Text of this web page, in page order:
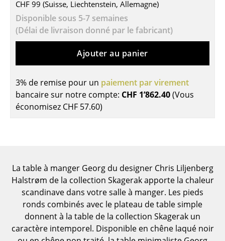
Tables
Tables de repas
Tables basses
Bureaux & Secrétaires
Secrétaires & Tables PC
Tables enfants
Table de jardin
Chariots & Dessertes
Pièces détachées
CHF 99 (Suisse, Liechtenstein, Allemagne)
Disponible sous 5-7 semaines
(Délai de livraison donné par le fabricant)
Ajouter au panier
3% de remise pour un paiement par virement
bancaire sur notre compte: CHF 1’862.40(Vous
économisez CHF 57.60)
La table à manger Georg du designer Chris Liljenberg
Halstrøm de la collection Skagerak apporte la chaleur
scandinave dans votre salle à manger. Les pieds
ronds combinés avec le plateau de table simple
donnent à la table de la collection Skagerak un
caractère intemporel. Disponible en chêne laqué noir